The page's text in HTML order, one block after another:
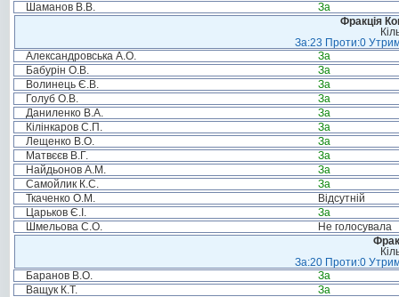
Шаманов В.В.
За
Фракція
За:23 Проти:0
Александровська А.О.
За
Бабурін О.В.
За
Волинець Є.В.
За
Голуб О.В.
За
Даниленко В.А.
За
Кілінкаров С.П.
За
Лещенко В.О.
За
Матвєєв В.Г.
За
Найдьонов А.М.
За
Самойлик К.С.
За
Ткаченко О.М.
Відсутній
Царьков Є.І.
За
Шмельова С.О.
Не голосувала
За:20 Проти:0
Баранов В.О.
За
Ващук К.Т.
За